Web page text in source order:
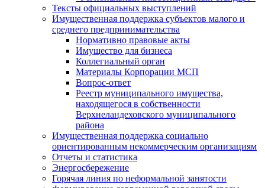
Тексты официальных выступлений
Имущественная поддержка субъектов малого и
среднего предпринимательства
Нормативно правовые акты
Имущество для бизнеса
Коллегиальный орган
Материалы Корпорации МСП
Вопрос-ответ
Реестр муниципального имущества,
находящегося в собственности
Верхнеландеховского муниципального
района
Имущественная поддержка социально
ориентированным некоммерческим организациям
Отчеты и статистика
Энергосбережение
Горячая линия по неформальной занятости